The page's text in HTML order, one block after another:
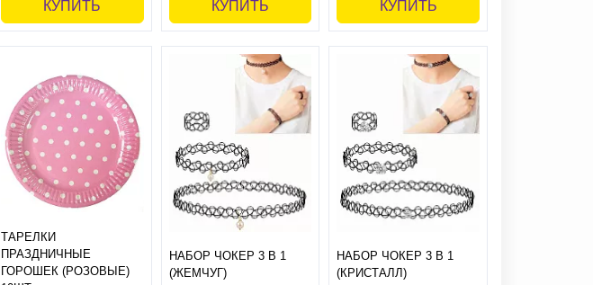
КУПИТЬ КУПИТЬ КУПИТЬ
ТАРЕЛКИ
ПРАЗДНИЧНЫЕ
ГОРОШЕК (РОЗОВЫЕ)
НАБОР ЧОКЕР 3 В 1
(ЖЕМЧУГ)
НАБОР ЧОКЕР 3 В 1
(КРИСТАЛЛ)